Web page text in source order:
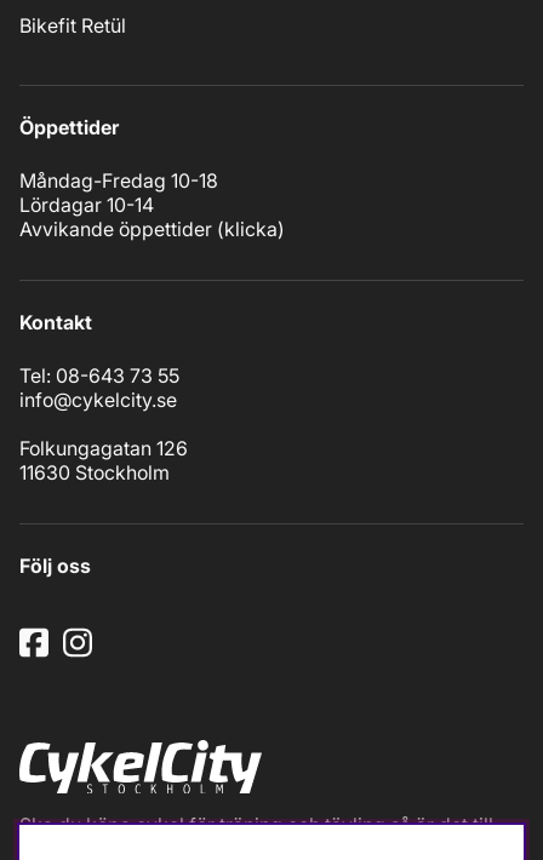
Bikefit Retül
Öppettider
Måndag-Fredag 10-18
Lördagar 10-14
Avvikande öppettider (klicka)
Kontakt
Tel: 08-643 73 55
info@cykelcity.se
Folkungagatan 126
11630 Stockholm
Följ oss
Ska du köpa cykel för träning och tävling så är det till